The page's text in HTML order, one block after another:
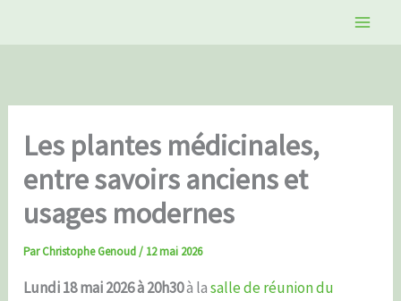
Les plantes médicinales,
entre savoirs anciens et
usages modernes
ParChristophe Genoud/ 12 mai 2026
Lundi 18 mai 2026 à 20h30à lasalle de réunion du